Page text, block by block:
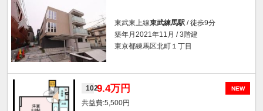
東武東上線東武練馬駅 / 徒歩9分
築年月2021年11月 / 3階建
東京都練馬区北町１丁目
NEW
1029.4万円
5,500円